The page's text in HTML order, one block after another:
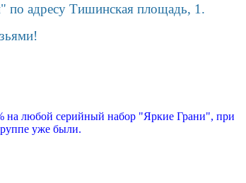
по адресу Тишинская площадь, 1.
на любой серийный набор "Яркие Грани", при
уже были.